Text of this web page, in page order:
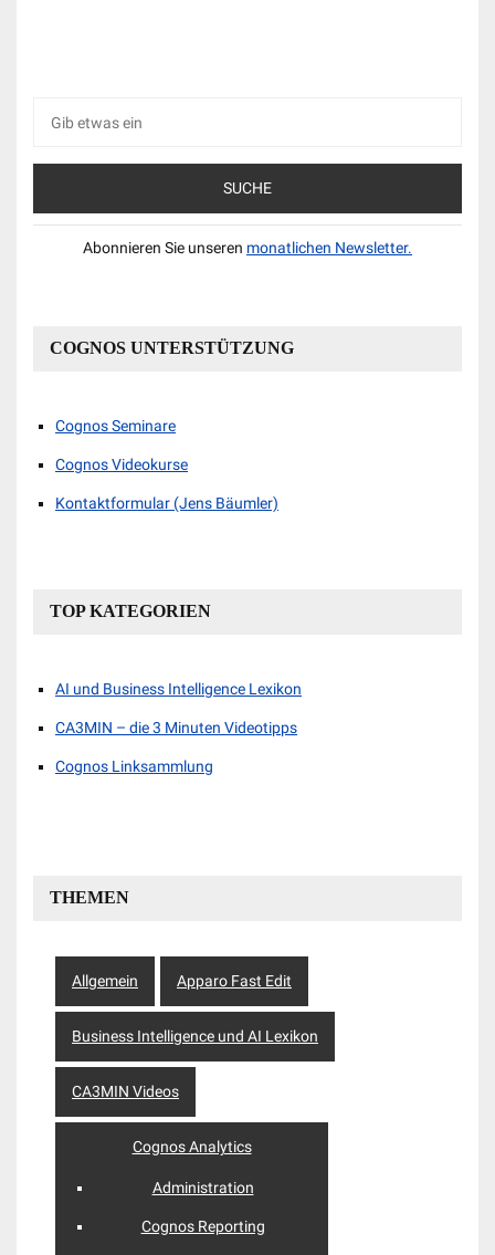
nach:
Abonnieren Sie unseren monatlichen Newsletter.
COGNOS UNTERSTÜTZUNG
Cognos Seminare
Cognos Videokurse
Kontaktformular (Jens Bäumler)
TOP KATEGORIEN
AI und Business Intelligence Lexikon
CA3MIN – die 3 Minuten Videotipps
Cognos Linksammlung
THEMEN
Allgemein Apparo Fast Edit
Business Intelligence und AI Lexikon
CA3MIN Videos
Cognos Analytics
Administration
Cognos Reporting